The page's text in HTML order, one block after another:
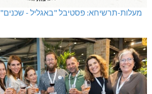
מעלות-תרשיחא: פסטיבל "באגליל - שכנים"